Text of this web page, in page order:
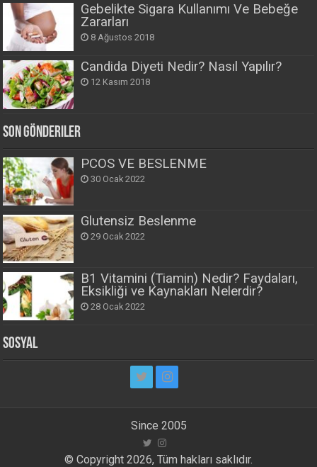
Gebelikte Sigara Kullanımı Ve Bebeğe
Zararları
8 Ağustos 2018
Candida Diyeti Nedir? Nasıl Yapılır?
12 Kasım 2018
Son Gönderiler
PCOS VE BESLENME
30 Ocak 2022
Glutensiz Beslenme
29 Ocak 2022
B1 Vitamini (Tiamin) Nedir? Faydaları,
Eksikliği ve Kaynakları Nelerdir?
28 Ocak 2022
Sosyal
Since 2005
© Copyright 2026, Tüm hakları saklıdır.